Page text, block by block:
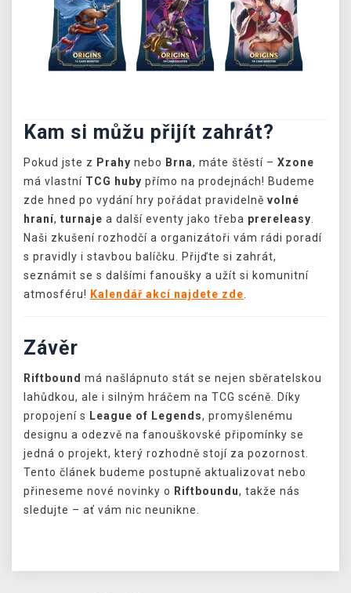
Kam si můžu přijít zahrát?
Pokud jste z Prahy nebo Brna, máte štěstí – Xzone
má vlastní TCG huby přímo na prodejnách! Budeme
zde hned po vydání hry pořádat pravidelně volné
hraní, turnaje a další eventy jako třeba prereleasy.
Naši zkušení rozhodčí a organizátoři vám rádi poradí
s pravidly i stavbou balíčku. Přijďte si zahrát,
seznámit se s dalšími fanoušky a užít si komunitní
atmosféru! Kalendář akcí najdete zde.
Závěr
Riftbound má našlápnuto stát se nejen sběratelskou
lahůdkou, ale i silným hráčem na TCG scéně. Díky
propojení s League of Legends, promyšlenému
designu a odezvě na fanouškovské připomínky se
jedná o projekt, který rozhodně stojí za pozornost.
Tento článek budeme postupně aktualizovat nebo
přineseme nové novinky o Riftboundu, takže nás
sledujte – ať vám nic neunikne.